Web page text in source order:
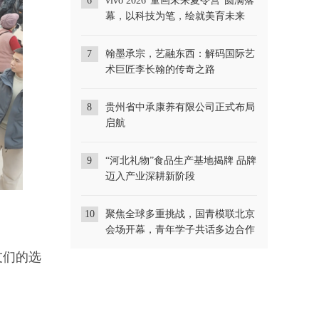
的选
幕，以科技为笔，绘就美育未来
7
翰墨承宗，艺融东西：解码国际艺
术巨匠李长翰的传奇之路
8
贵州省中承康养有限公司正式布局
启航
9
“河北礼物”食品生产基地揭牌 品牌
迈入产业深耕新阶段
10
聚焦全球多重挑战，国青模联北京
会场开幕，青年学子共话多边合作